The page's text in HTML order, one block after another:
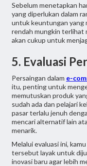
Sebelum menetapkan
yang diperlukan dalam
untuk keuntungan yang
rendah mungkin terlihat
akan cukup untuk
5. Evaluasi
Persaingan dalam e-
itu, penting untuk
memutuskan produk
sudah ada dan pelajari
pasar terlalu jenuh
mencari alternatif lain
menarik.
Melalui evaluasi ini,
tersebut layak untuk
inovasi baru agar lebih